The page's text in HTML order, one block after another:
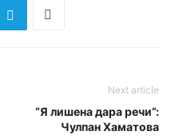
Next article
“Я лишена дара речи”:
Чулпан Хаматова